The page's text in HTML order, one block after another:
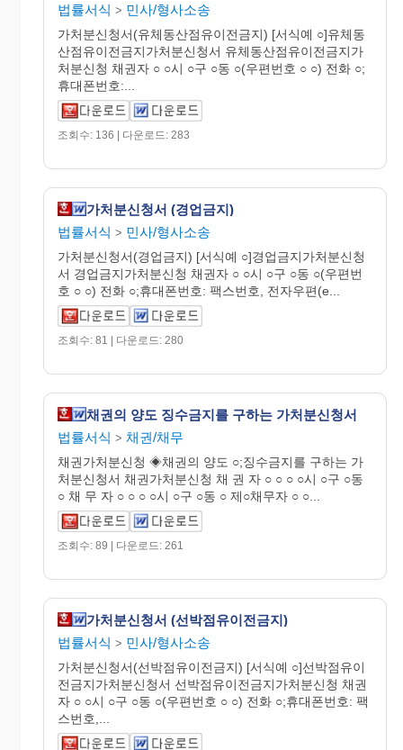
법률서식 > 민사/형사소송
가처분신청서(유체동산점유이전금지) [서식예 ○]유체동
산점유이전금지가처분신청서 유체동산점유이전금지가
처분신청 채권자 ○ ○시 ○구 ○동 ○(우편번호 ○ ○) 전화 ○;
휴대폰번호:...
조회수: 136 | 다운로드: 283
가처분신청서 (경업금지)
법률서식 > 민사/형사소송
가처분신청서(경업금지) [서식예 ○]경업금지가처분신청
서 경업금지가처분신청 채권자 ○ ○시 ○구 ○동 ○(우편번
호 ○ ○) 전화 ○;휴대폰번호: 팩스번호, 전자우편(e...
조회수: 81 | 다운로드: 280
채권의 양도 징수금지를 구하는 가처분신청서
법률서식 > 채권/채무
채권가처분신청 ◈채권의 양도 ○;징수금지를 구하는 가
처분신청서 채권가처분신청 채 권 자 ○ ○ ○ ○시 ○구 ○동
○ 채 무 자 ○ ○ ○ ○시 ○구 ○동 ○ 제○채무자 ○ ○...
조회수: 89 | 다운로드: 261
가처분신청서 (선박점유이전금지)
법률서식 > 민사/형사소송
가처분신청서(선박점유이전금지) [서식예 ○]선박점유이
전금지가처분신청서 선박점유이전금지가처분신청 채권
자 ○ ○시 ○구 ○동 ○(우편번호 ○ ○) 전화 ○;휴대폰번호: 팩
스번호,...